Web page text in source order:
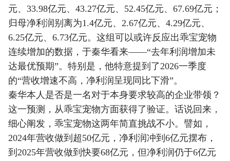
元、33.98亿元、43.27亿元、52.45亿元、67.69亿元；
归母净利润别离为1.4亿元、2.67亿元、4.29亿元、
6.25亿元、6.73亿元。这组可以或许反应出乖宝宠物
连续增加的数据，于秦华看来——“去年利润增加未
达最优预期”。特别是，他特意提到了2026一季度
的“营收增速不高，净利润呈现同比下滑”。
秦华本人是否是一名对于本身要求较高的企业带领？
这一预测，从乖宝宠物方面获得了验证。话说回来，
细心阐发，乖宝宠物这两年简直挑战不小。譬如，
2024年营收做到超50亿元，净利润冲到6亿元摆布，
到2025年营收做到快要68亿元，但净利润仍于6亿元